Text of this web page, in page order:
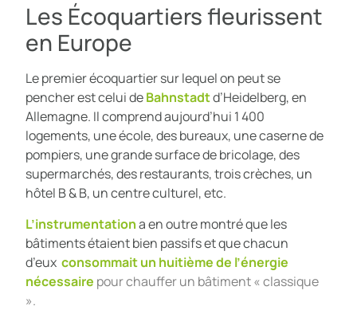
Les Écoquartiers fleurissent
en Europe
Le premier écoquartier sur lequel on peut se
pencher est celui deBahnstadtd’Heidelberg, en
Allemagne. Il comprend aujourd’hui 1 400
logements, une école, des bureaux, une caserne de
pompiers, une grande surface de bricolage, des
supermarchés, des restaurants, trois crèches, un
hôtel B & B, un centre culturel, etc.
L’instrumentationa en outre montré que les
bâtiments étaient bien passifs et que chacun
d’eux consommait un huitième de l’énergie
nécessaire pour chauffer un bâtiment « classique
».